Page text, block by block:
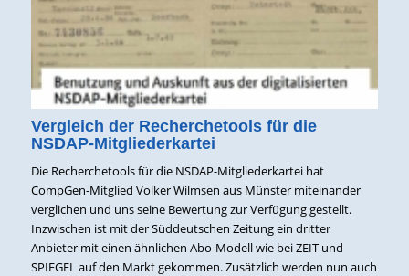
Vergleich der Recherchetools für die
NSDAP-Mitgliederkartei
Die Recherchetools für die NSDAP-Mitgliederkartei hat
CompGen-Mitglied Volker Wilmsen aus Münster miteinander
verglichen und uns seine Bewertung zur Verfügung gestellt.
Inzwischen ist mit der Süddeutschen Zeitung ein dritter
Anbieter mit einen ähnlichen Abo-Modell wie bei ZEIT und
SPIEGEL auf den Markt gekommen. Zusätzlich werden nun auch